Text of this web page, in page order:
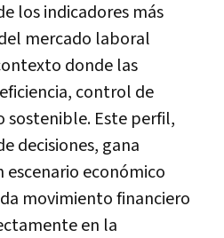
los indicadores más
mercado laboral
donde las
control de
sostenible. Este perfil,
decisiones, gana
económico
movimiento financiero
en la